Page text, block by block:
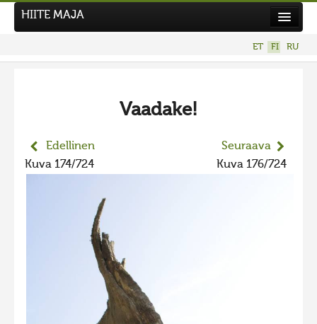
Hiite kuvavõistlus 2026
Hiisien kuvakilpailu 2025
Liikuvad kuvad 2025
Hiisien kuvakilpailu 2024
2024 kuvakilpailu lisä
Liikkuvat kuvat 2024
Hiisien kuvakilpailu 2023
HIITE MAJA
ET FI RU
Vaadake!
Edellinen
Kuva 174/724
Seuraava
Kuva 176/724